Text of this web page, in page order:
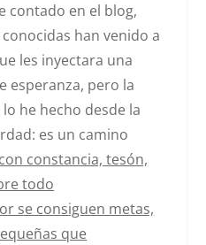
contado en el blog,
han venido a
les inyectara una
esperanza, pero la
he hecho desde la
es un camino
constancia, tesón,
todo
se consiguen metas,
que